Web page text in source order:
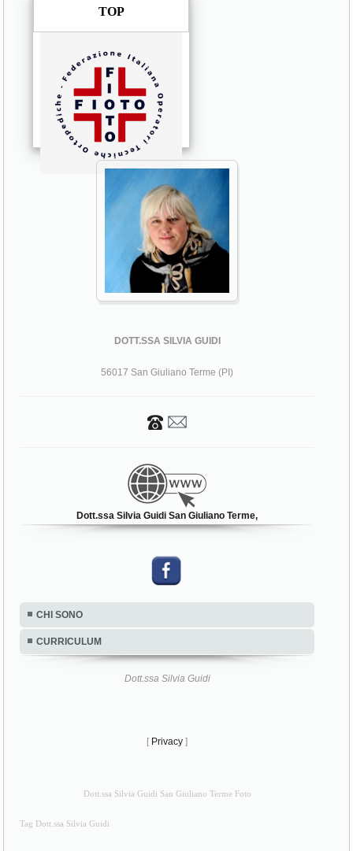
TOP
DOTT.SSA SILVIA GUIDI
56017 San Giuliano Terme (PI)
Dott.ssa Silvia Guidi San Giuliano Terme,
CHI SONO
CURRICULUM
Dott.ssa Silvia Guidi
[ Privacy ]
Dott.ssa Silvia Guidi San Giuliano Terme Foto
Tag Dott.ssa Silvia Guidi